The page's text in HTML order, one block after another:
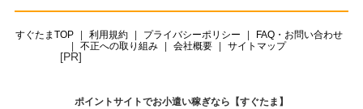
すぐたまTOP 利用規約 プライバシーポリシー
FAQ・お問い合わせ
不正への取り組み
会社概要 サイトマップ
[PR]
ポイントサイトでお小遣い稼ぎなら【すぐたま】